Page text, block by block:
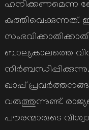
ഹനിക്കണമെന്ന
കുത്തിവെക്കുന്നത്.
ബാല്യകാലത്തെ
ഖാപ്പ്
വരുത്തുന്നുണ്ട്.
പൗരന്മാരുടെ